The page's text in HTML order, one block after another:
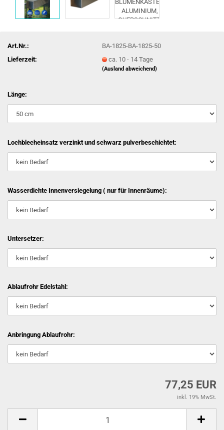
Art.Nr.:
BA-1825-BA-1825-50
Lieferzeit:
ca. 10 - 14 Tage
(Ausland abweichend)
Länge:
Lochblecheinsatz verzinkt und schwarz pulverbeschichtet:
Wasserdichte Innenversiegelung ( nur für Innenräume):
Untersetzer:
Ablaufrohr Edelstahl:
Anbringung Ablaufrohr:
77,25 EUR
inkl. 19% MwSt.